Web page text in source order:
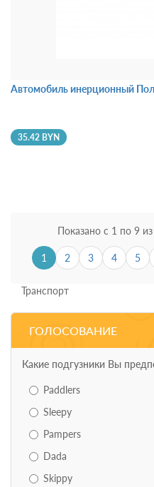
Автомобиль инерционный
35.42 BYN
Показано с 1 по 9
1 2 3 4 5
Транспорт
ГОЛОСОВАНИЕ
Какие подгузники Вы
Paddlers
Sleepy
Pampers
Dada
Skippy